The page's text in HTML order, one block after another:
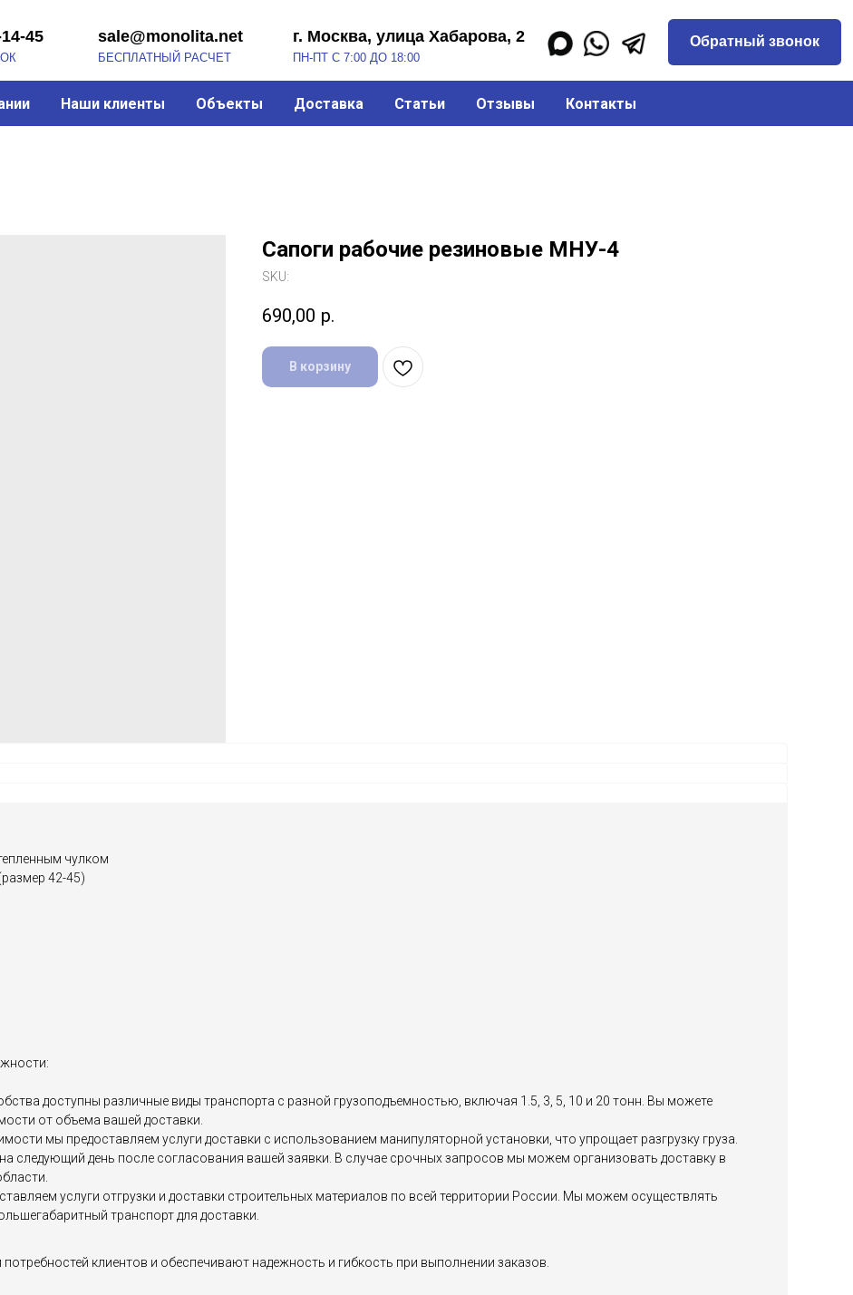
г. Москва, улица Хабарова, 2 Обратный звонок
ПН-ПТ С 7:00 ДО 18:00
БЕСПЛАТНЫЙ РАСЧЕТ
sale@monolita.net
Наши клиенты Объекты Доставка Статьи Отзывы Контакты
Сапоги рабочие резиновые МНУ-4
SKU:
690,00 р.
В корзину
чулком
42-45)
доступны различные виды транспорта с разной грузоподъемностью, включая 1.5, 3, 5, 10 и 20 тонн. Вы можете
от объема вашей доставки.
мы предоставляем услуги доставки с использованием манипуляторной установки, что упрощает разгрузку груза.
следующий день после согласования вашей заявки. В случае срочных запросов мы можем организовать доставку в
услуги отгрузки и доставки строительных материалов по всей территории России. Мы можем осуществлять
транспорт для доставки.
клиентов и обеспечивают надежность и гибкость при выполнении заказов.